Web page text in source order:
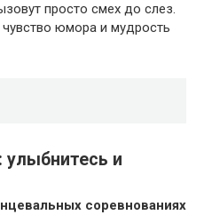
просто смех до слез.
юмора и мудрость
улыбнитесь и
соревнованиях